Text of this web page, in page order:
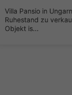
Villa Pansio in
Ruhestand zu
Objekt is...